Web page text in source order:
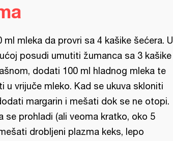
ml mleka da provri sa 4 kašike šećera. U
posudi umutiti žumanca sa 3 kašike
dodati 100 ml hladnog mleka te
u vrijuče mleko. Kad se ukuva skloniti
margarin i mešati dok se ne otopi.
se prohladi (ali veoma kratko, oko 5
drobljeni plazma keks, lepo